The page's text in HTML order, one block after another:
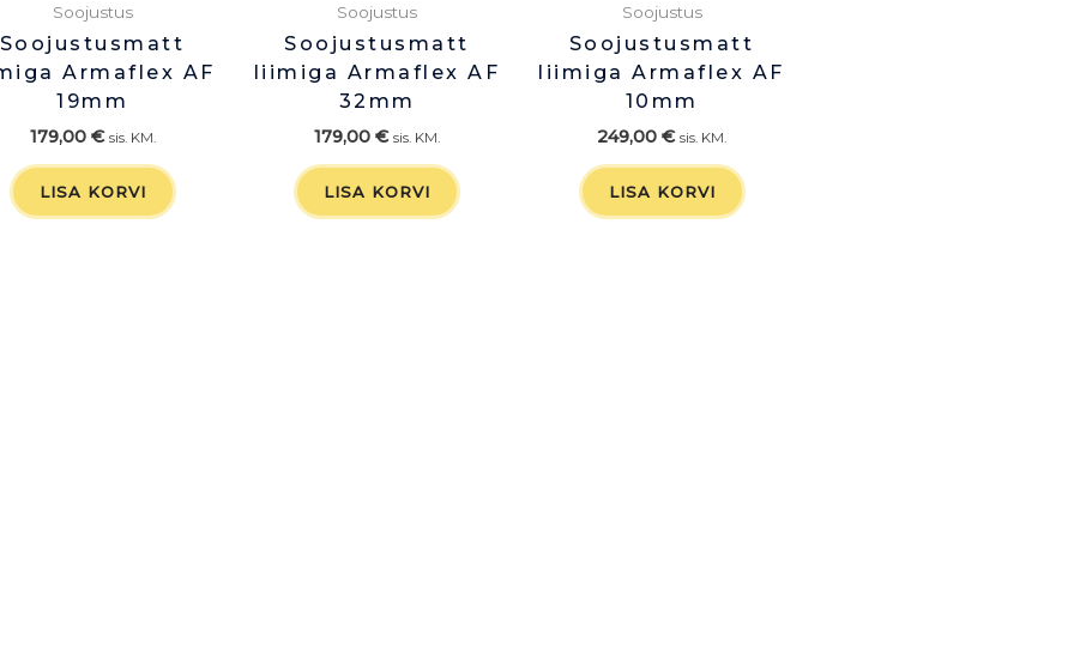
Soojustus
Soojustusmatt
Armaflex AF
19mm
179,00 € sis. KM.
LISA KORVI
Soojustus
Soojustusmatt
liimiga Armaflex AF
32mm
179,00€ sis. KM.
LISA KORVI
Soojustus
Soojustusmatt
liimiga Armaflex AF
10mm
249,00€ sis. KM.
LISA KORVI